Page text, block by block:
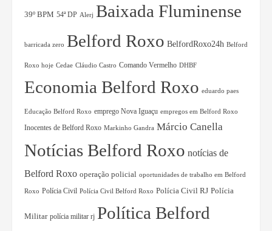
39º BPM 54ª DP Alerj Baixada Fluminense
barricada zero Belford Roxo BelfordRoxo24h Belford
Roxo hoje Cedae Cláudio Castro Comando Vermelho DHBF
Economia Belford Roxo eduardo paes
Educação Belford Roxo emprego Nova Iguaçu empregos em Belford Roxo
Inocentes de Belford Roxo Markinho Gandra Márcio Canella
Notícias Belford Roxo notícias de
Belford Roxo operação policial oportunidades de trabalho em Belford
Roxo Polícia Civil Polícia Civil Belford Roxo Polícia Civil RJ Polícia
Militar polícia militar rj Política Belford